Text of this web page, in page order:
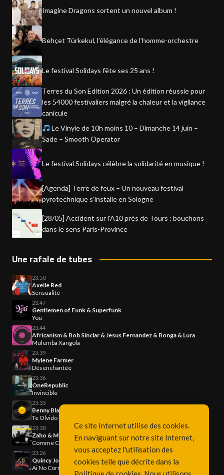
Imagine Dragons sortent un nouvel album !
Behçet Türkekul, l’élégance de l’homme-orchestre
Le festival Solidays fête ses 25 ans !
Terres du Son Edition 2026 : Un édition réussie pour
les 54000 festivaliers malgré la chaleur et la vigilance
canicule
Le Vinyle de 10h moins 10 – Dimanche 14 juin –
Sade – Smooth Operator
Le festival Solidays célèbre la solidarité en musique !
[Agenda] Terre de feux – Un nouveau festival
pyrotechnique s'installe en Sologne
[28/05] Accident sur l'A10 près de Tours : bouchons
dans le sens Paris-Province
Une rafale de tubes
23:50
Axelle Red
Sensualité
23:47
Gentlemen of Funk & Superfunk
You
23:44
Africanism & Bob Sinclar & Jesus Fernandez & Bonga & Lura
Mulemba Xangola
23:39
Mylene Farmer
Désenchantée
23:36
OneRepublic
Invincible
23:33
Benny Blanco x Selena Gomez x Becky G
Te Olvido (La La)
23:30
Zaho & Mc Solaar
Comme Caroline
23:26
Quincy Jones
Ai No Corrida
Ce site Internet utilise des cookies.
En naviguant sur notre site Internet,
vous acceptez l'utilisation des
cookies telle que décrite dans la